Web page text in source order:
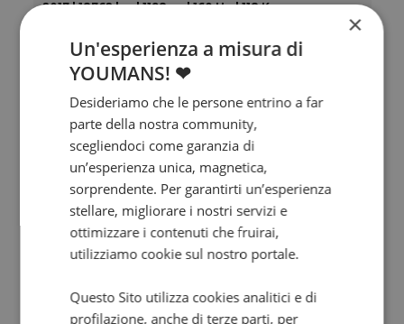
2017 | 18762 km | 1198 cc | 160 Hp | 118 Kw
11.900 €205
×
Un'esperienza a misura di
YOUMANS! ❤
Desideriamo che le persone entrino a far
parte della nostra community,
scegliendoci come garanzia di
un’esperienza unica, magnetica,
sorprendente. Per garantirti un’esperienza
stellare, migliorare i nostri servizi e
ottimizzare i contenuti che fruirai,
utilizziamo cookie sul nostro portale.
Questo Sito utilizza cookies analitici e di
profilazione, anche di terze parti, per